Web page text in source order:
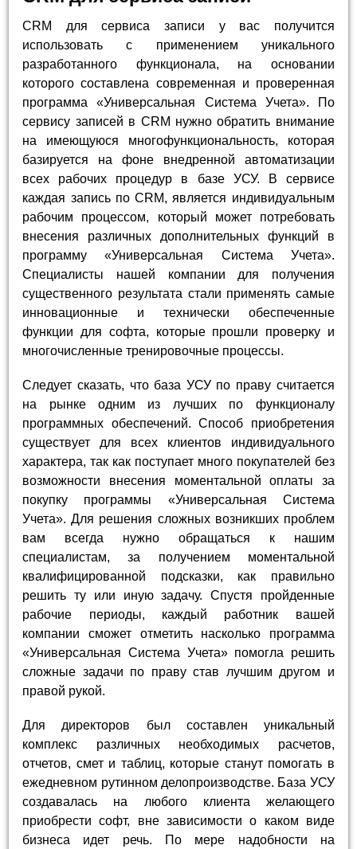
CRM для сервиса записи у вас получится
использовать с применением уникального
разработанного функционала, на основании
которого составлена современная и проверенная
программа «Универсальная Система Учета». По
сервису записей в CRM нужно обратить внимание
на имеющуюся многофункциональность, которая
базируется на фоне внедренной автоматизации
всех рабочих процедур в базе УСУ. В сервисе
каждая запись по CRM, является индивидуальным
рабочим процессом, который может потребовать
внесения различных дополнительных функций в
программу «Универсальная Система Учета».
Специалисты нашей компании для получения
существенного результата стали применять самые
инновационные и технически обеспеченные
функции для софта, которые прошли проверку и
многочисленные тренировочные процессы.
Следует сказать, что база УСУ по праву считается
на рынке одним из лучших по функционалу
программных обеспечений. Способ приобретения
существует для всех клиентов индивидуального
характера, так как поступает много покупателей без
возможности внесения моментальной оплаты за
покупку программы «Универсальная Система
Учета». Для решения сложных возникших проблем
вам всегда нужно обращаться к нашим
специалистам, за получением моментальной
квалифицированной подсказки, как правильно
решить ту или иную задачу. Спустя пройденные
рабочие периоды, каждый работник вашей
компании сможет отметить насколько программа
«Универсальная Система Учета» помогла решить
сложные задачи по праву став лучшим другом и
правой рукой.
Для директоров был составлен уникальный
комплекс различных необходимых расчетов,
отчетов, смет и таблиц, которые станут помогать в
ежедневном рутинном делопроизводстве. База УСУ
создавалась на любого клиента желающего
приобрести софт, вне зависимости о каком виде
бизнеса идет речь. По мере надобности на